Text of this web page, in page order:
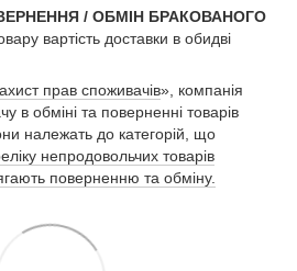
/ ОБМІН БРАКОВАНОГО
вартість доставки в обидві
прав споживачів», компанія
в обміні та поверненні товарів
належать до категорій, що
непродовольчих товарів
поверненню та обміну.